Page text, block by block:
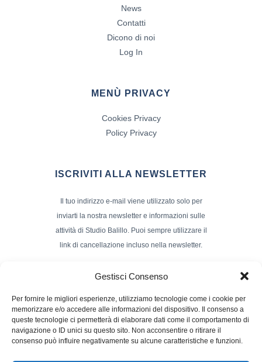
Gestisci Consenso
Per fornire le migliori esperienze, utilizziamo tecnologie come i cookie per
memorizzare e/o accedere alle informazioni del dispositivo. Il consenso a
queste tecnologie ci permetterà di elaborare dati come il comportamento di
navigazione o ID unici su questo sito. Non acconsentire o ritirare il
consenso può influire negativamente su alcune caratteristiche e funzioni.
News
Contatti
Dicono di noi
Log In
MENÙ PRIVACY
Cookies Privacy
Policy Privacy
ISCRIVITI ALLA NEWSLETTER
Il tuo indirizzo e-mail viene utilizzato solo per
inviarti la nostra newsletter e informazioni sulle
attività di Studio Balillo. Puoi sempre utilizzare il
link di cancellazione incluso nella newsletter.
Nome e Cognome